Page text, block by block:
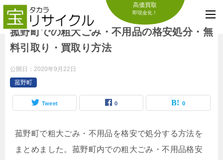
高価買取
即現金化！
菰野町での粗大ごみ・不用品の格安処分・無
料引取り・買取り方法
公開日： 2020年9月22日
菰野町
Tweet 0 0
菰野町で粗大ごみ・不用品を格安で処分する方法を
まとめました。菰野町内での粗大ごみ・不用品格安